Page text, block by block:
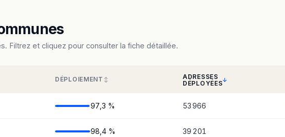
Filtrez et cliquez pour consulter la fiche détaillée.
DÉPLOIEMENT
ADRESSES
DÉPLOYÉES
97,3 % 53 966
98,4 % 39 201